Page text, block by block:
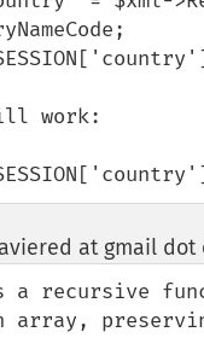
work:
at gmail dot
a recursive
array,